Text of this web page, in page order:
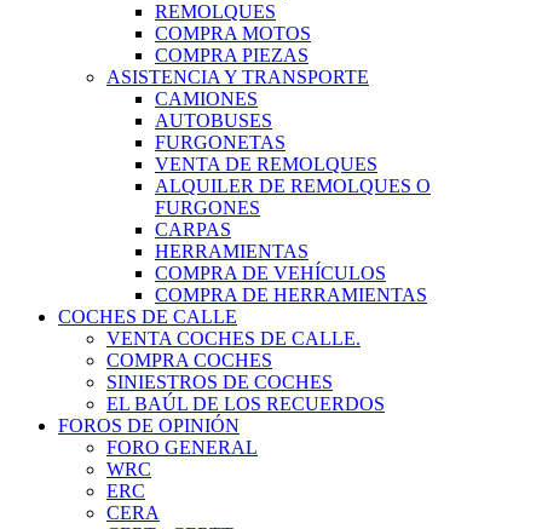
REMOLQUES
COMPRA MOTOS
COMPRA PIEZAS
ASISTENCIA Y TRANSPORTE
CAMIONES
AUTOBUSES
FURGONETAS
VENTA DE REMOLQUES
ALQUILER DE REMOLQUES O
FURGONES
CARPAS
HERRAMIENTAS
COMPRA DE VEHÍCULOS
COMPRA DE HERRAMIENTAS
COCHES DE CALLE
VENTA COCHES DE CALLE.
COMPRA COCHES
SINIESTROS DE COCHES
EL BAÚL DE LOS RECUERDOS
FOROS DE OPINIÓN
FORO GENERAL
WRC
ERC
CERA